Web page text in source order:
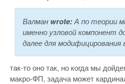
Валман wrote:А по теории
именно узловой компонент
далее для модифицирования
так-то оно так, но когда мы
макро-ФП, задача может